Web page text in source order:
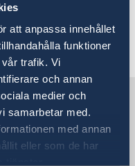
att anpassa innehållet
funktioner
trafik. Vi
och annan
medier och
samarbetar med.
med annan
eller som de har
12.41